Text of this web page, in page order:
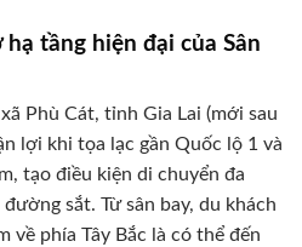
tầng hiện đại của Sân
Phù Cát, tỉnh Gia Lai (mới sau
lợi khi tọa lạc gần Quốc lộ 1 và
tạo điều kiện di chuyển đa
sắt. Từ sân bay, du khách
về phía Tây Bắc là có thể đến